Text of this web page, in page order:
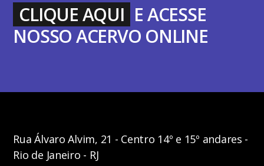
CLIQUE AQUI E ACESSE
NOSSO ACERVO ONLINE
Rua Álvaro Alvim, 21 - Centro 14º e 15º andares -
Rio de Janeiro - RJ